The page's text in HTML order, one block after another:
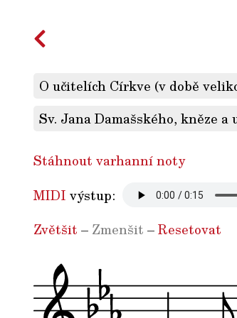
O učitelích Církve (v době
Sv. Jana Damašského, kněze
Stáhnout varhanní noty
MIDI výstup:
Zvětšit – Zmenšit –Resetovat